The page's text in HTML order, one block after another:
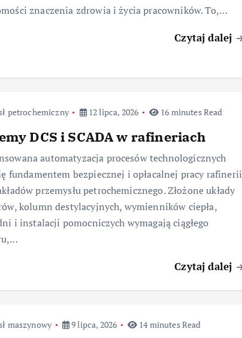
znaczenia zdrowia i życia pracowników. To,…
Czytaj dalej
petrochemiczny 12 lipca, 2026 16 minutes Read
DCS i SCADA w rafineriach
automatyzacja procesów technologicznych
fundamentem bezpiecznej i opłacalnej pracy rafinerii
przemysłu petrochemicznego. Złożone układy
kolumn destylacyjnych, wymienników ciepła,
i instalacji pomocniczych wymagają ciągłego
Czytaj dalej
maszynowy 9 lipca, 2026 14 minutes Read